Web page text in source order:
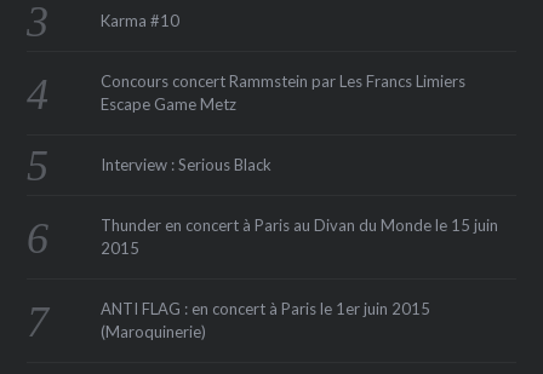
Karma #10
Concours concert Rammstein par Les Francs Limiers
Escape Game Metz
Interview : Serious Black
Thunder en concert à Paris au Divan du Monde le 15 juin
2015
ANTI FLAG : en concert à Paris le 1er juin 2015
(Maroquinerie‏)